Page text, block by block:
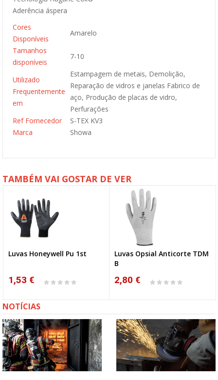
Aderência áspera
Cores
Disponíveis
Amarelo
Tamanhos
disponíveis
7-10
Utilizado
Frequentemente
em
Estampagem de metais, Demolição,
Reparação de vidros e janelas Fabrico de
aço, Produção de placas de vidro,
Perfurações
Ref Fornecedor
S-TEX KV3
Marca
Showa
TAMBÉM VAI GOSTAR DE VER
Luvas Honeywell Pu 1st
1,53 €
Luvas Opsial Anticorte TDM
B
2,80 €
NOTÍCIAS